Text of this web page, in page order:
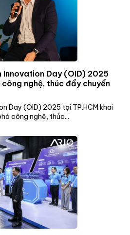
Innovation Day (OID) 2025
nghệ, thúc đẩy chuyển
Day (OID) 2025 tại TP.HCM khai
công nghệ, thúc...